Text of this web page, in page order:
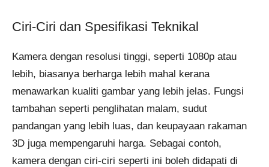
Ciri-Ciri dan Spesifikasi Teknikal
Kamera dengan resolusi tinggi, seperti 1080p atau
lebih, biasanya berharga lebih mahal kerana
menawarkan kualiti gambar yang lebih jelas. Fungsi
tambahan seperti penglihatan malam, sudut
pandangan yang lebih luas, dan keupayaan rakaman
3D juga mempengaruhi harga. Sebagai contoh,
kamera dengan ciri-ciri seperti ini boleh didapati di